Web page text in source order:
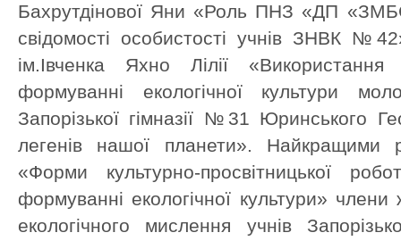
Бахрутдінової Яни «Роль ПНЗ «ДП
свідомості особистості учнів ЗНВК
ім.Івченка Яхно Лілії
формуванні екологічної культури
Запорізької гімназії №31 Юринського
легенів нашої планети». Найкращими
«Форми культурно-просвітницької
формуванні екологічної культури»
екологічного мислення учнів